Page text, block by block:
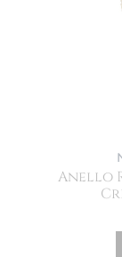
Anello